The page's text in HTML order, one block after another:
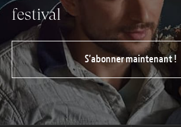
festival
S’abonner maintenant !